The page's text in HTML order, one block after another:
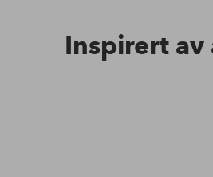
Inspirert av